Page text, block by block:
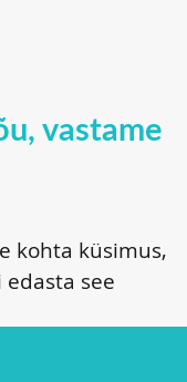
vastame
kohta küsimus,
edasta see